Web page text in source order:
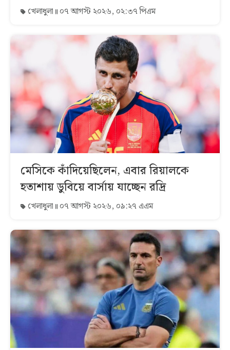
খেলাধুলা ০৭ আগস্ট ২০২৬, ০২:৩৭ পিএম
মেসিকে কাঁদিয়েছিলেন, এবার রিয়ালকে
হতাশায় ডুবিয়ে বার্সায় যাচ্ছেন রদ্রি
খেলাধুলা ০৭ আগস্ট ২০২৬, ০৯:২৭ এএম